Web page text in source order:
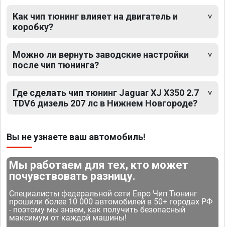
Как чип тюнинг влияет на двигатель и
коробку?
Можно ли вернуть заводские настройки
после чип тюнинга?
Где сделать чип тюнинг Jaguar XJ X350 2.7
TDV6 дизель 207 лс в Нижнем Новгороде?
Вы не узнаете ваш автомобиль!
Мы работаем для тех, кто может
почувствовать разницу.
Специалисты федеральной сети Евро Чип Тюнинг
прошили более 10 000 автомобилей в 50+ городах РФ
- поэтому мы знаем, как получить безопасный
максимум от каждой машины!